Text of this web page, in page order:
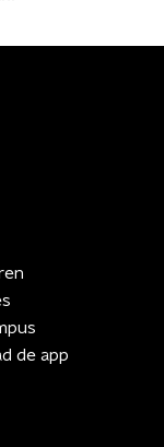
de app